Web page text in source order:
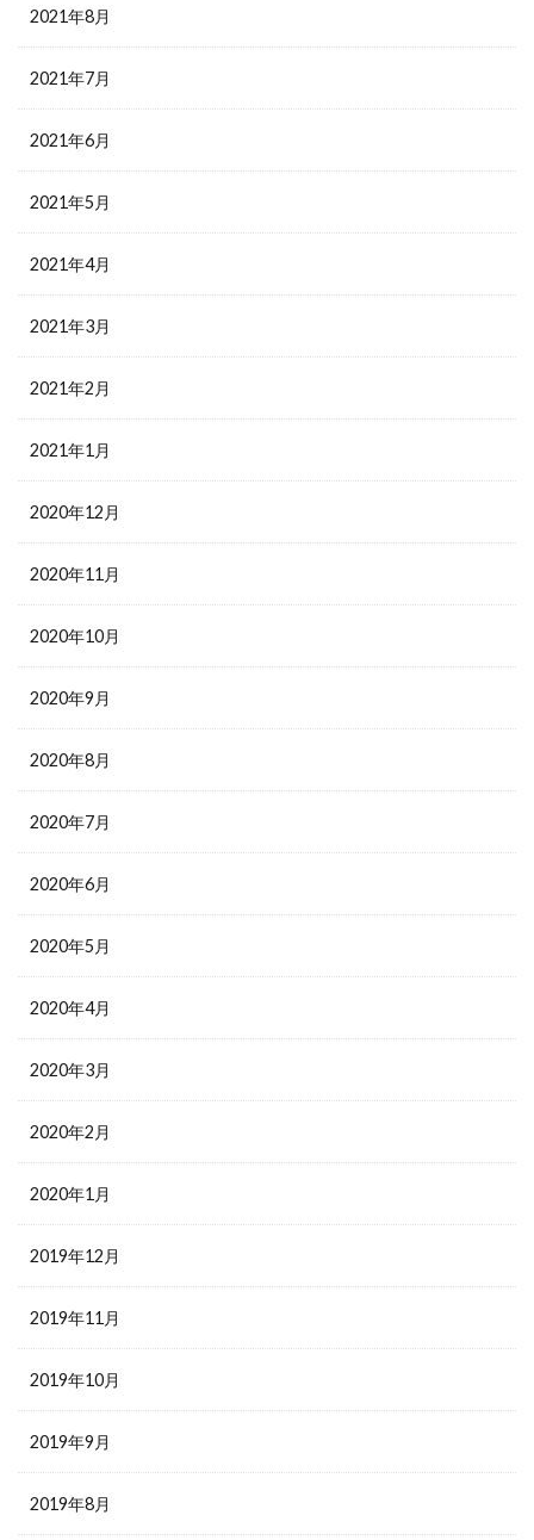
2021年8月
2021年7月
2021年6月
2021年5月
2021年4月
2021年3月
2021年2月
2021年1月
2020年12月
2020年11月
2020年10月
2020年9月
2020年8月
2020年7月
2020年6月
2020年5月
2020年4月
2020年3月
2020年2月
2020年1月
2019年12月
2019年11月
2019年10月
2019年9月
2019年8月